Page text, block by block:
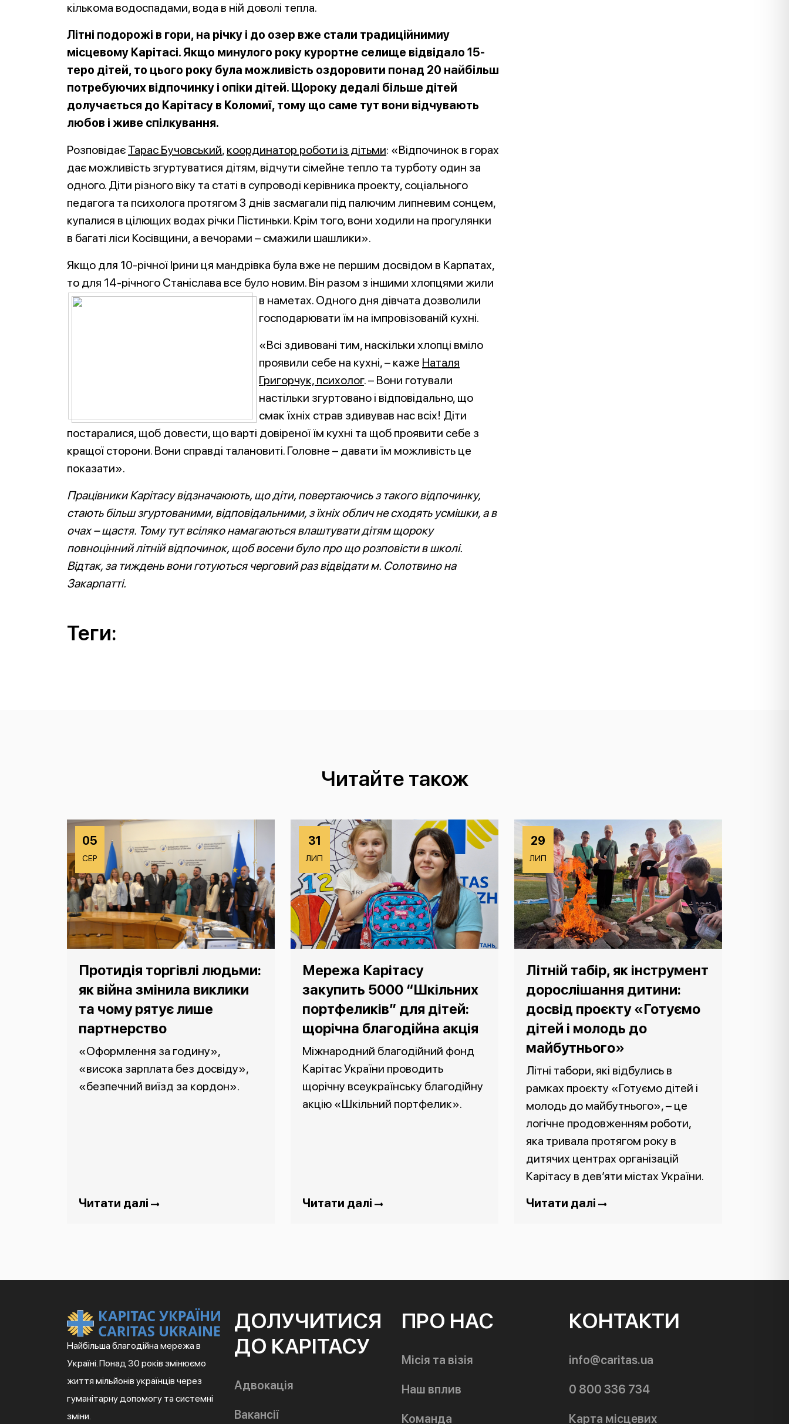
кількома водоспадами, вода в ній доволі тепла.
Літні подорожі в гори, на річку і до озер вже стали традиційнимиу
місцевому Карітасі. Якщо минулого року курортне селище відвідало 15-
теро дітей, то цього року була можливість оздоровити понад 20 найбільш
потребуючих відпочинку і опіки дітей. Щороку дедалі більше дітей
долучається до Карітасу в Коломиї, тому що саме тут вони відчувають
любов і живе спілкування.
Розповідає Тарас Бучовський, координатор роботи із дітьми: «Відпочинок в горах
дає можливість згуртуватися дітям, відчути сімейне тепло та турботу один за
одного. Діти різного віку та статі в супроводі керівника проекту, соціального
педагога та психолога протягом 3 днів засмагали під палючим липневим сонцем,
купалися в цілющих водах річки Пістиньки. Крім того, вони ходили на прогулянки
в багаті ліси Косівщини, а вечорами – смажили шашлики».
Якщо для 10-річної Ірини ця мандрівка була вже не першим досвідом в Карпатах,
то для 14-річного Станіслава все було новим. Він разом з іншими хлопцями жили
в наметах. Одного дня дівчата дозволили
господарювати їм на імпровізованій кухні.
«Всі здивовані тим, наскільки хлопці вміло
проявили себе на кухні, – каже Наталя
Григорчук, психолог. – Вони готували
настільки згуртовано і відповідально, що
смак їхніх страв здивував нас всіх! Діти
постаралися, щоб довести, що варті довіреної їм кухні та щоб проявити себе з
кращої сторони. Вони справді талановиті. Головне – давати їм можливість це
показати».
Працівники Карітасу відзначаюють, що діти, повертаючись з такого відпочинку,
стають більш згуртованими, відповідальними, з їхніх облич не сходять усмішки, а в
очах – щастя. Тому тут всіляко намагаються влаштувати дітям щороку
повноцінний літній відпочинок, щоб восени було про що розповісти в школі.
Відтак, за тиждень вони готуються черговий раз відвідати м. Солотвино на
Закарпатті.
Теги:
Читайте також
05
СЕР
Протидія торгівлі людьми:
як війна змінила виклики
та чому рятує лише
партнерство
«Оформлення за годину»,
«висока зарплата без досвіду»,
«безпечний виїзд за кордон».
Читати далі
31
ЛИП
Мережа Карітасу
закупить 5000 “Шкільних
портфеликів” для дітей:
щорічна благодійна акція
Міжнародний благодійний фонд
Карітас України проводить
щорічну всеукраїнську благодійну
акцію «Шкільний портфелик».
Читати далі
29
ЛИП
Літній табір, як інструмент
дорослішання дитини:
досвід проєкту «Готуємо
дітей і молодь до
майбутнього»
Літні табори, які відбулись в
рамках проєкту «Готуємо дітей і
молодь до майбутнього», – це
логічне продовженням роботи,
яка тривала протягом року в
дитячих центрах організацій
Карітасу в дев’яти містах України.
Читати далі
Найбільша благодійна мережа в
Україні. Понад 30 років змінюємо
життя мільйонів українців через
гуманітарну допомогу та системні
зміни.
ДОЛУЧИТИСЯ
ДО КАРІТАСУ
Адвокація
Вакансії
ПРО НАС
Місія та візія
Наш вплив
Команда
КОНТАКТИ
info@caritas.ua
0 800 336 734
Карта місцевих